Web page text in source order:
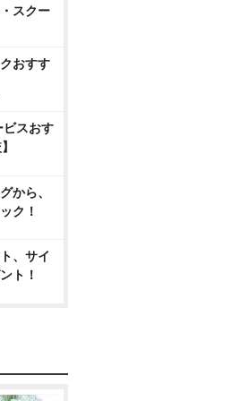
スクー
おすす
ビスおす
から、
ク！
、サイ
ト！